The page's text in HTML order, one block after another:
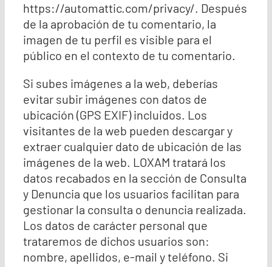
https://automattic.com/privacy/. Después
de la aprobación de tu comentario, la
imagen de tu perfil es visible para el
público en el contexto de tu comentario.
Si subes imágenes a la web, deberías
evitar subir imágenes con datos de
ubicación (GPS EXIF) incluidos. Los
visitantes de la web pueden descargar y
extraer cualquier dato de ubicación de las
imágenes de la web. LOXAM tratará los
datos recabados en la sección de Consulta
y Denuncia que los usuarios facilitan para
gestionar la consulta o denuncia realizada.
Los datos de carácter personal que
trataremos de dichos usuarios son:
nombre, apellidos, e-mail y teléfono. Si